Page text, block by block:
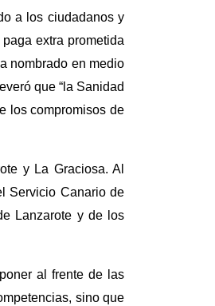
a los ciudadanos y
extra prometida
nombrado en medio
que “la Sanidad
los compromisos de
y La Graciosa. Al
Servicio Canario de
Lanzarote y de los
al frente de las
sino que